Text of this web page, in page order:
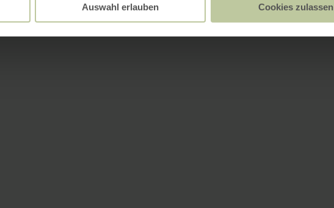
Auswahl erlauben Cookies zulassen